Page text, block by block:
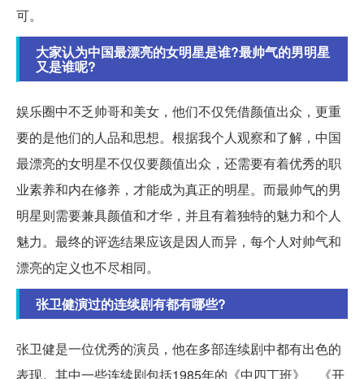
可。
大家认为中国最漂亮的女明星是谁?最帅气的男明星
又是谁呢?
娱乐圈中不乏帅哥和美女，他们不仅凭借颜值出众，更重
要的是他们的人品和思想。根据我个人观察和了解，中国
最漂亮的女明星不仅仅要颜值出众，还需要有着优秀的职
业素养和内在修养，才能成为真正的明星。而最帅气的男
明星则需要兼具颜值和才华，并且有着独特的魅力和个人
魅力。最终的评选结果应该是因人而异，每个人对帅气和
漂亮的定义也不尽相同。
张卫健演过的连续剧有都有哪些?
张卫健是一位优秀的演员，他在多部连续剧中都有出色的
表现。其中一些连续剧包括1985年的《中四丁班》、《开